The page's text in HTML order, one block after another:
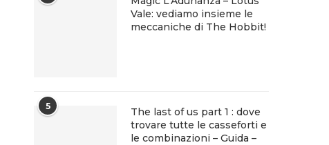
Vale: vediamo insieme le
meccaniche di The Hobbit!
5
The last of us part 1 : dove
trovare tutte le casseforti e
le combinazioni – Guida –